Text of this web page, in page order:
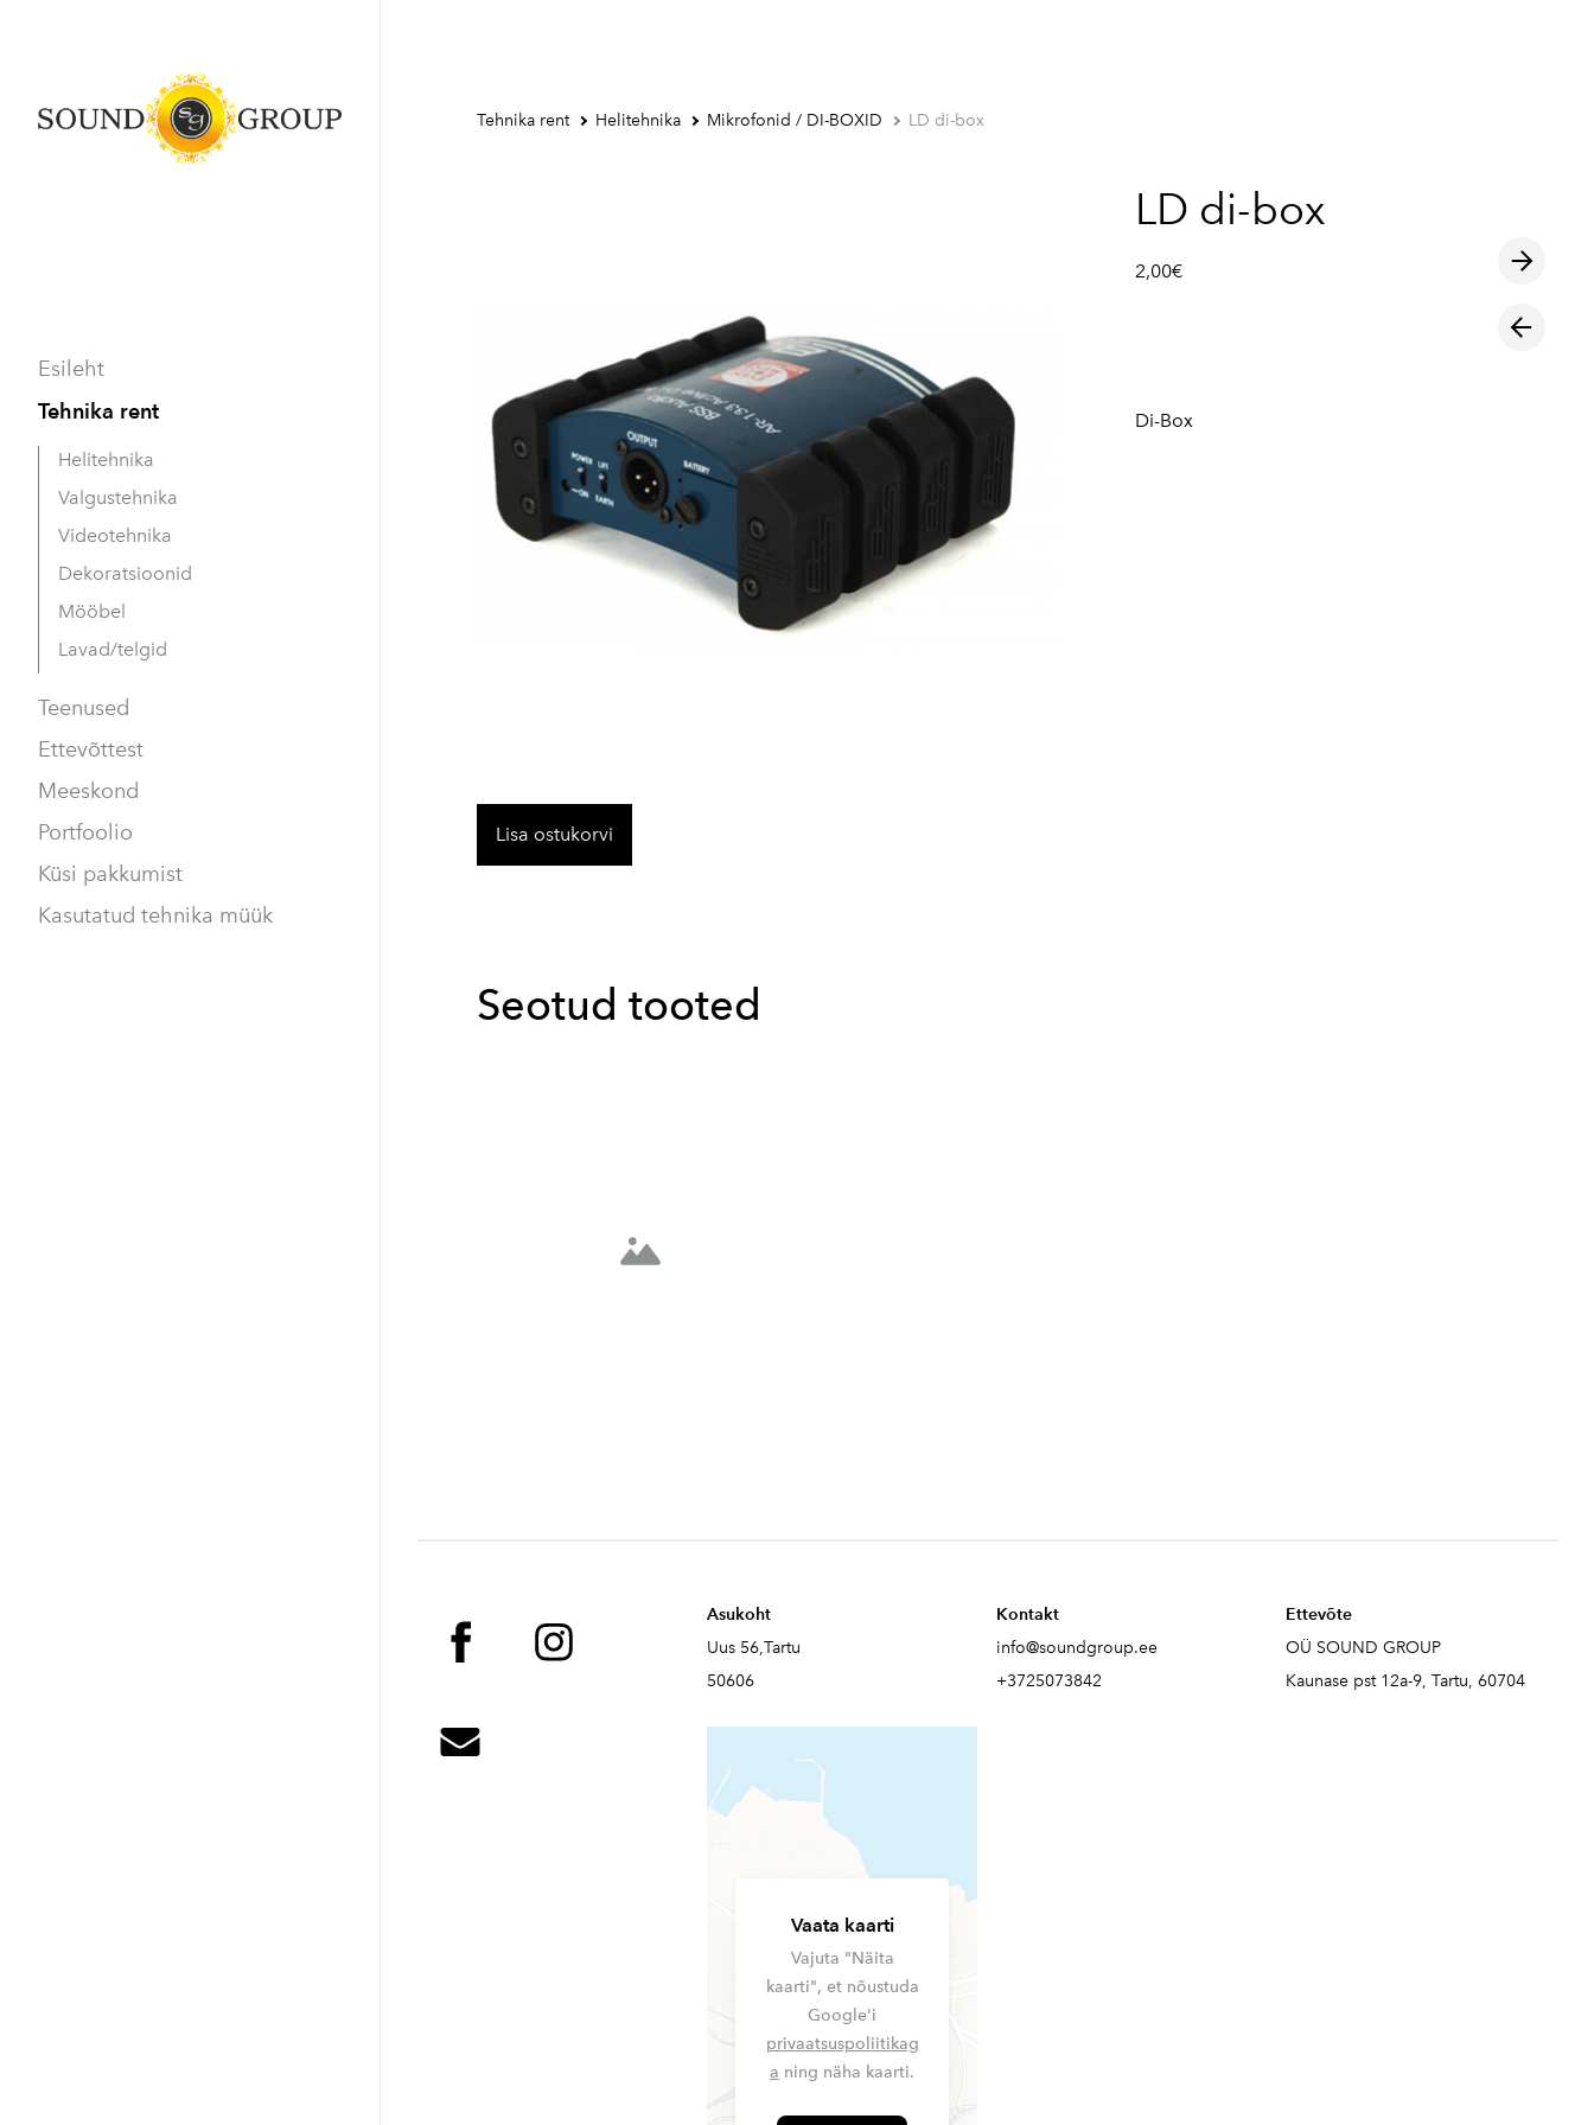
Esileht
Tehnika rent
Helitehnika
Valgustehnika
Videotehnika
Dekoratsioonid
Mööbel
Lavad/telgid
Teenused
Ettevõttest
Meeskond
Portfoolio
Küsi pakkumist
Kasutatud tehnika müük
Tehnika rent Helitehnika Mikrofonid / DI-BOXID LD di-box
Lisa ostukorvi
LD di-box
2,00€
Di-Box
Seotud tooted
Asukoht
Uus 56,Tartu
50606
Vaata kaarti
Vajuta "Näita
kaarti", et nõustuda
Google'i
privaatsuspoliitikag
a ning näha kaarti.
Kontakt
info@soundgroup.ee
+3725073842
Ettevõte
OÜ SOUND GROUP
Kaunase pst 12a-9, Tartu, 60704